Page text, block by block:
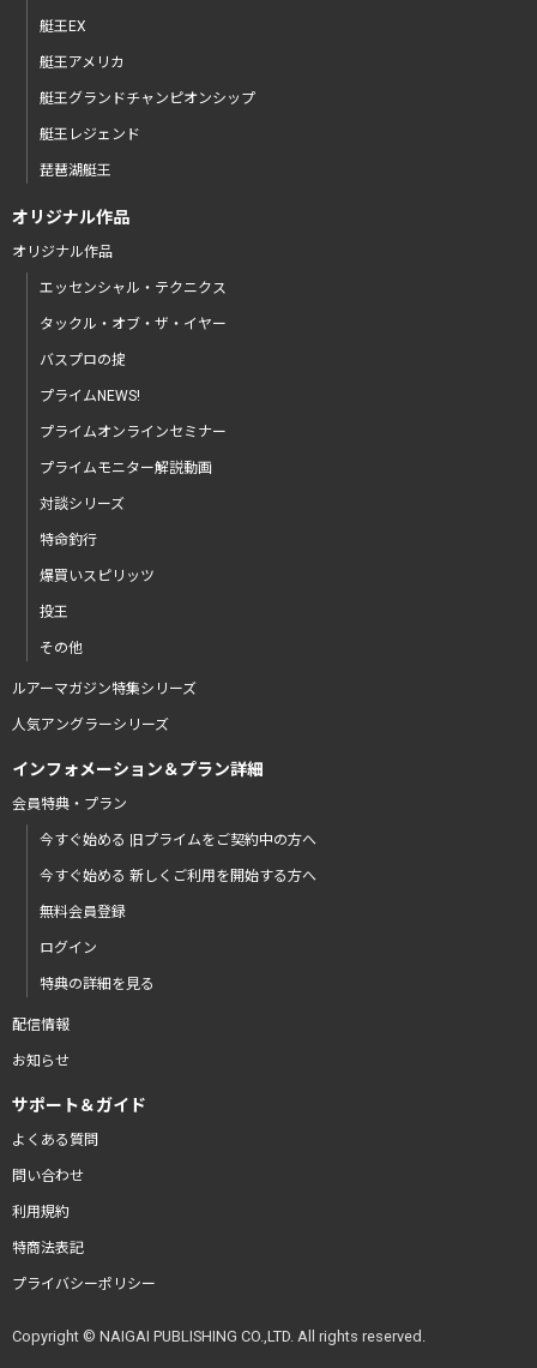
艇王EX
艇王アメリカ
艇王グランドチャンピオンシップ
艇王レジェンド
琵琶湖艇王
オリジナル作品
オリジナル作品
エッセンシャル・テクニクス
タックル・オブ・ザ・イヤー
バスプロの掟
プライムNEWS!
プライムオンラインセミナー
プライムモニター解説動画
対談シリーズ
特命釣行
爆買いスピリッツ
投王
その他
ルアーマガジン特集シリーズ
人気アングラーシリーズ
インフォメーション＆プラン詳細
会員特典・プラン
今すぐ始める 旧プライムをご契約中の方へ
今すぐ始める 新しくご利用を開始する方へ
無料会員登録
ログイン
特典の詳細を見る
配信情報
お知らせ
サポート＆ガイド
よくある質問
問い合わせ
利用規約
特商法表記
プライバシーポリシー
Copyright © NAIGAI PUBLISHING CO.,LTD. All rights reserved.